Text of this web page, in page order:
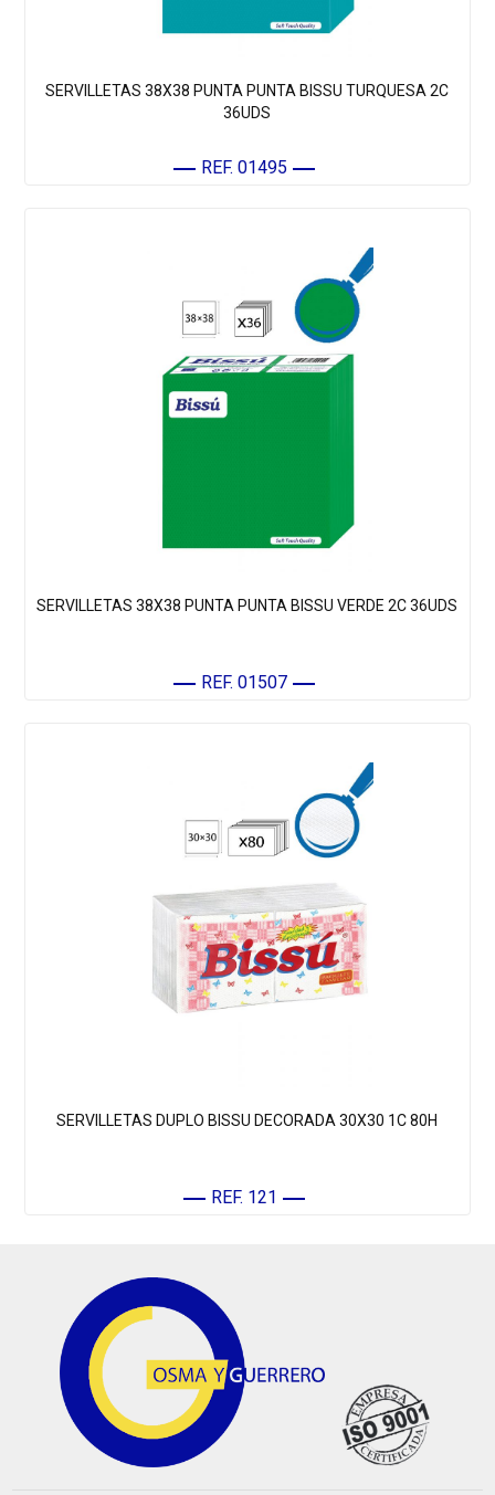
SERVILLETAS 38X38 PUNTA PUNTA BISSU TURQUESA 2C
36UDS
REF. 01495
SERVILLETAS 38X38 PUNTA PUNTA BISSU VERDE 2C 36UDS
REF. 01507
SERVILLETAS DUPLO BISSU DECORADA 30X30 1C 80H
REF. 121